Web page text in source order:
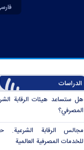
الدراسات
هل ستساعد هيئات الرقابة
المصرفي؟
مجالس الرقابة
للخدمات المصرفية العالمية